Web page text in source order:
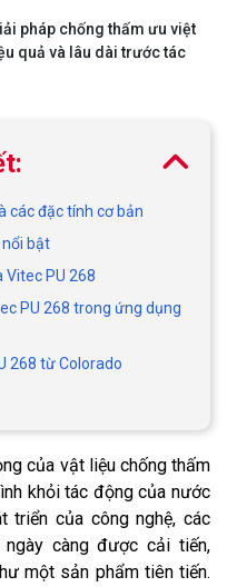
pháp chống thấm ưu việt
quả và lâu dài trước tác
các đặc tính cơ bản
nổi bật
Vitec PU 268
PU 268 trong ứng dụng
268 từ Colorado
của vật liệu chống thấm
khỏi tác động của nước
triển của công nghệ, các
càng được cải tiến,
một sản phẩm tiên tiến.